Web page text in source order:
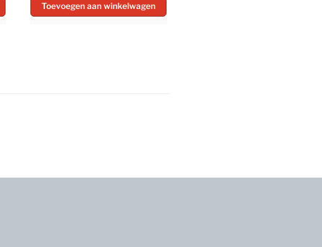
Toevoegen aan winkelwagen